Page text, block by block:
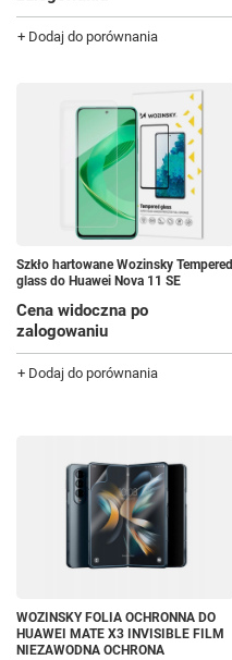
+ Dodaj do porównania
Szkło hartowane Wozinsky Tempered
glass do Huawei Nova 11 SE
Cena widoczna po
zalogowaniu
+ Dodaj do porównania
WOZINSKY FOLIA OCHRONNA DO
HUAWEI MATE X3 INVISIBLE FILM
NIEZAWODNA OCHRONA